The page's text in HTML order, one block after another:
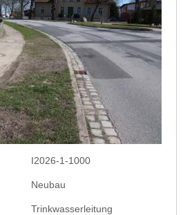
I2026-1-1000
Neubau
Trinkwasserleitung